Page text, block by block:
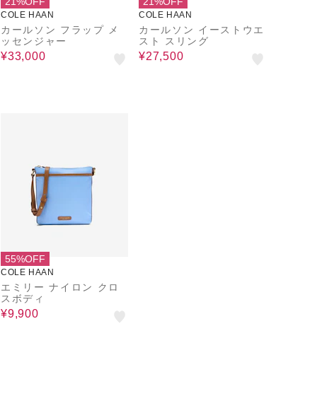
COLE HAAN
カールソン フラップ メ
ッセンジャー
¥33,000
COLE HAAN
カールソン イーストウエ
スト スリング
¥27,500
55%OFF
COLE HAAN
エミリー ナイロン クロ
スボディ
¥9,900